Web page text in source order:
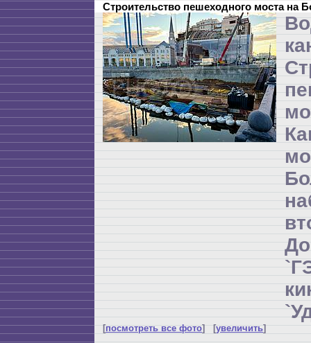
Строительство пешеходного моста на
[посмотреть все фото] [увеличить]